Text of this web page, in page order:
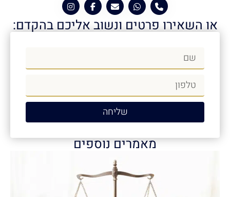
או השאירו פרטים ונשוב אליכם בהקדם:
שליחה
מאמרים נוספים